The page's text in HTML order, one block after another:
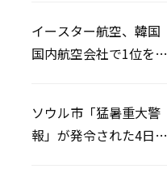
イースター航空、韓国
国内航空会社で1位を記
ソウル市「猛暑重大警
報」が発令された4日、